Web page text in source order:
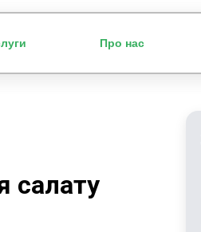
Про нас
салату